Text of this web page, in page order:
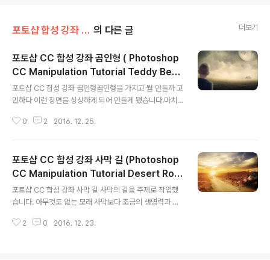
포토샵 합성 강좌 (Tutorial) 의 다른 글 더보기
포토샵 CC 합성 강좌 곰인형 ( Photoshop
CC Manipulation Tutorial Teddy Bear
)
포토샵 CC 합성 강좌 곰인형곰인형을 가지고 뭘 만들까 고
민하다 이런 장면을 상상하게 되어 만들게 됐습니다.마치
모습이라고 할 수 있겠네요.뒤에 묘지가 있거든요.만드는
펐네요. 포토샵 CC 합성 강좌 곰인형 ( Photoshop CC
Manipulation Tutorial Teddy Bear ) Running Tim
e: 18:19BGMChris Zabriskie - Undercover Vamp
ire PolicemanKevin MacLeod - Mesmerize Wall
0 2 2016. 12. 25.
포토샵 CC 합성 강좌 사막 길 (Photoshop
CC Manipulation Tutorial Desert Roa
d )
포토샵 CC 합성 강좌 사막 길 사막의 길을 주제로 작업했
습니다. 아무것도 없는 모래 사막보다 조금의 생명력과 인
어려움이 없도록 누끼 따기 힘든파일들은 따로 따 놓았습
2 0 2016. 12. 23.